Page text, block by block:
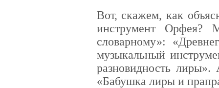
Вот, скажем, как
инструмент Орфея?
словарному»:
музыкальный
разновидность
«Бабушка лиры и